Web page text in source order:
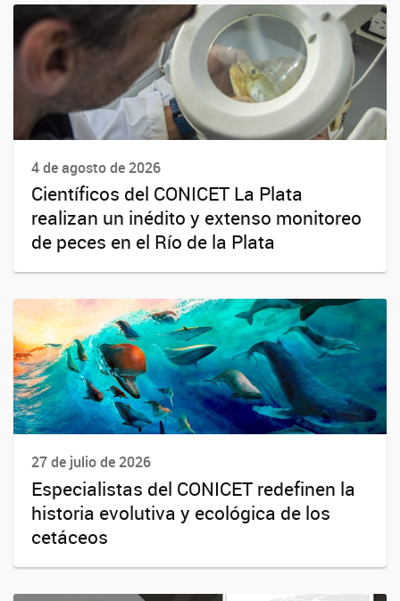
4 de agosto de 2026
Científicos del CONICET La Plata
realizan un inédito y extenso monitoreo
de peces en el Río de la Plata
27 de julio de 2026
Especialistas del CONICET redefinen la
historia evolutiva y ecológica de los
cetáceos